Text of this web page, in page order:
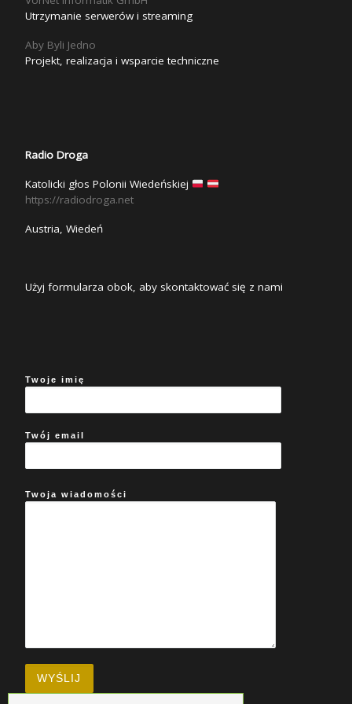
Utrzymanie serwerów i streaming
Aby Byli Jedno
Projekt, realizacja i wsparcie techniczne
Radio Droga
Katolicki głos Polonii Wiedeńskiej
https://radiodroga.net
Austria, Wiedeń
Użyj formularza obok, aby skontaktować się z nami
Twoje imię
Twój email
Twoja wiadomości